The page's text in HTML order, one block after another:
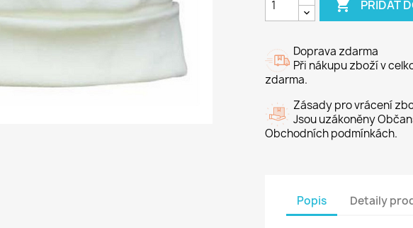
 PŘIDAT
Doprava zdarma
Při nákupu zboží v
zdarma.
Zásady pro vrácení
Jsou uzákoněny
Obchodních podmínkách.
Popis Detaily